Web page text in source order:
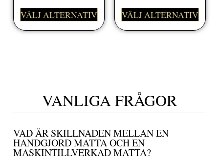
VÄLJ ALTERNATIV VÄLJ ALTERNATIV
VANLIGA FRÅGOR
VAD ÄR SKILLNADEN MELLAN EN
HANDGJORD MATTA OCH EN
MASKINTILLVERKAD MATTA?